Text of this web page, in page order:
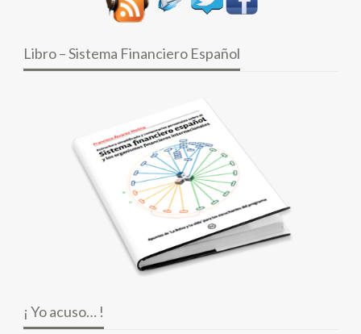
Libro – Sistema Financiero Español
¡ Yo acuso… !